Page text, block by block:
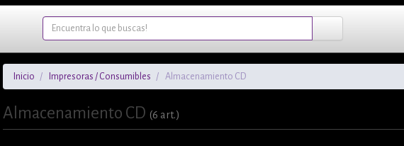
Inicio Impresoras / Consumibles Almacenamiento CD
Almacenamiento CD (6 art.)